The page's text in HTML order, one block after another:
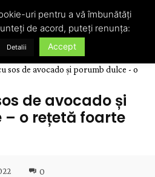
sos de avocado și porumb dulce - o
de avocado și
o rețetă foarte
0
uri pentru a vă îmbunătăți
de acord, puteți renunța:
Detalii Accept